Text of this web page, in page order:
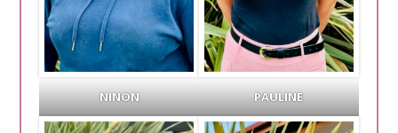
NINON PAULINE